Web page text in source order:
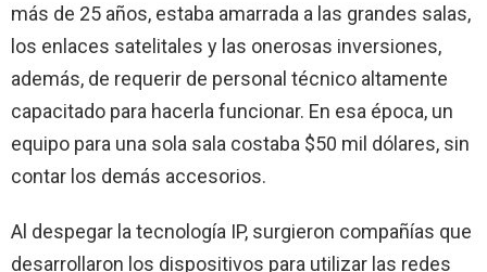
más de 25 años, estaba amarrada a las grandes salas,
los enlaces satelitales y las onerosas inversiones,
además, de requerir de personal técnico altamente
capacitado para hacerla funcionar. En esa época, un
equipo para una sola sala costaba $50 mil dólares, sin
contar los demás accesorios.
Al despegar la tecnología IP, surgieron compañías que
desarrollaron los dispositivos para utilizar las redes